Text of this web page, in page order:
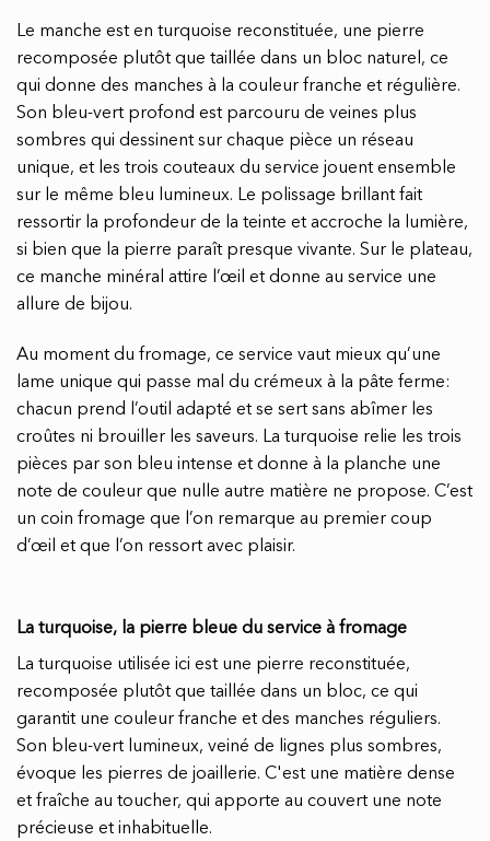
Le manche est en turquoise reconstituée, une pierre
recomposée plutôt que taillée dans un bloc naturel, ce
qui donne des manches à la couleur franche et régulière.
Son bleu-vert profond est parcouru de veines plus
sombres qui dessinent sur chaque pièce un réseau
unique, et les trois couteaux du service jouent ensemble
sur le même bleu lumineux. Le polissage brillant fait
ressortir la profondeur de la teinte et accroche la lumière,
si bien que la pierre paraît presque vivante. Sur le plateau,
ce manche minéral attire l’œil et donne au service une
allure de bijou.
Au moment du fromage, ce service vaut mieux qu’une
lame unique qui passe mal du crémeux à la pâte ferme:
chacun prend l’outil adapté et se sert sans abîmer les
croûtes ni brouiller les saveurs. La turquoise relie les trois
pièces par son bleu intense et donne à la planche une
note de couleur que nulle autre matière ne propose. C’est
un coin fromage que l’on remarque au premier coup
d’œil et que l’on ressort avec plaisir.
La turquoise, la pierre bleue du service à fromage
La turquoise utilisée ici est une pierre reconstituée,
recomposée plutôt que taillée dans un bloc, ce qui
garantit une couleur franche et des manches réguliers.
Son bleu-vert lumineux, veiné de lignes plus sombres,
évoque les pierres de joaillerie. C'est une matière dense
et fraîche au toucher, qui apporte au couvert une note
précieuse et inhabituelle.